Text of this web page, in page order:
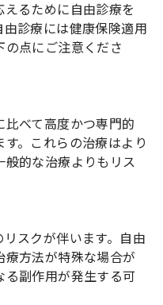
るために自由診療を
診療には健康保険適用
点にご注意くださ
べて高度かつ専門的
。これらの治療はより
的な治療よりもリス
スクが伴います。自由
方法が特殊な場合が
る副作用が発生する可